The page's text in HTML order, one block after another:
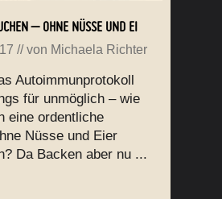
– OHNE NÜSSE UND EI
// von Michaela Richter
Autoimmunprotokoll
für unmöglich – wie
eine ordentliche
Nüsse und Eier
Da Backen aber nu ...